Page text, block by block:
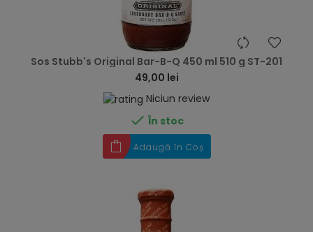
Sos Stubb's Original Bar-B-Q 450 ml 510 g ST-201
49,00 lei
Niciun review
 În stoc
Adaugă în Coș